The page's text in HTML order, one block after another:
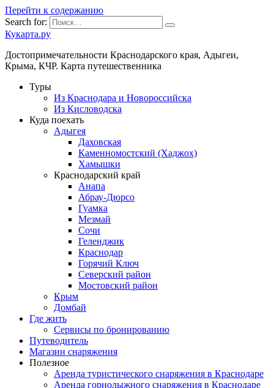
Перейти к содержанию
Search for:
Кукарта.ру
Достопримечательности Краснодарского края, Адыгеи,
Крыма, КЧР. Карта путешественника
Туры
Из Краснодара и Новороссийска
Из Кисловодска
Куда поехать
Адыгея
Даховская
Каменномостский (Хаджох)
Хамышки
Краснодарский край
Анапа
Абрау-Дюрсо
Гуамка
Мезмай
Сочи
Геленджик
Краснодар
Горячий Ключ
Северский район
Мостовский район
Крым
Домбай
Где жить
Сервисы по бронированию
Путеводитель
Магазин снаряжения
Полезное
Аренда туристического снаряжения в Краснодаре
Аренда горнолыжного снаряжения в Краснодаре